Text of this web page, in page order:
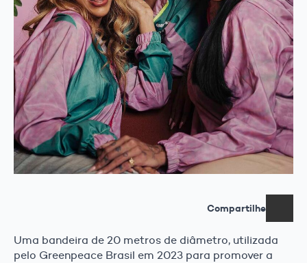
Compartilhe
Uma bandeira de 20 metros de diâmetro, utilizada
pelo Greenpeace Brasil em 2023 para promover a